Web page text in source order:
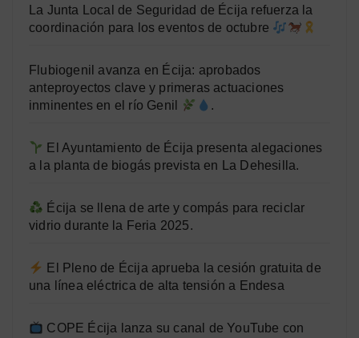
La Junta Local de Seguridad de Écija refuerza la
coordinación para los eventos de octubre
Flubiogenil avanza en Écija: aprobados
anteproyectos clave y primeras actuaciones
inminentes en el río Genil
.
El Ayuntamiento de Écija presenta alegaciones
a la planta de biogás prevista en La Dehesilla.
Écija se llena de arte y compás para reciclar
vidrio durante la Feria 2025.
El Pleno de Écija aprueba la cesión gratuita de
una línea eléctrica de alta tensión a Endesa
COPE Écija lanza su canal de YouTube con